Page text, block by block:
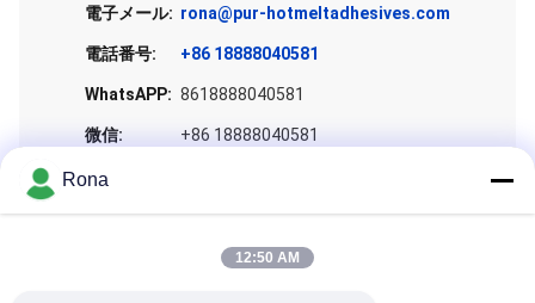
電子メール: rona@pur-hotmeltadhesives.com
電話番号: +86 18888040581
WhatsAPP: 8618888040581
微信: +86 18888040581
スカイプ:
Rona
12:50 AM